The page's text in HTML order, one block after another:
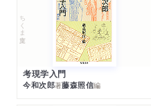
ちくま文庫
考現学入門
今和次郎著藤森照信編